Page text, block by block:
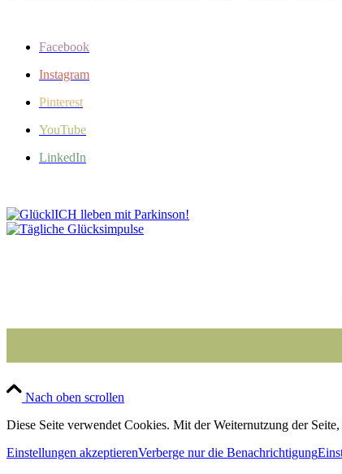
Facebook
Instagram
Pinterest
YouTube
LinkedIn
Nach oben scrollen
Diese Seite verwendet Cookies. Mit der Weiternutzung der
Einstellungen akzeptierenVerberge nur die Benachrichtigung